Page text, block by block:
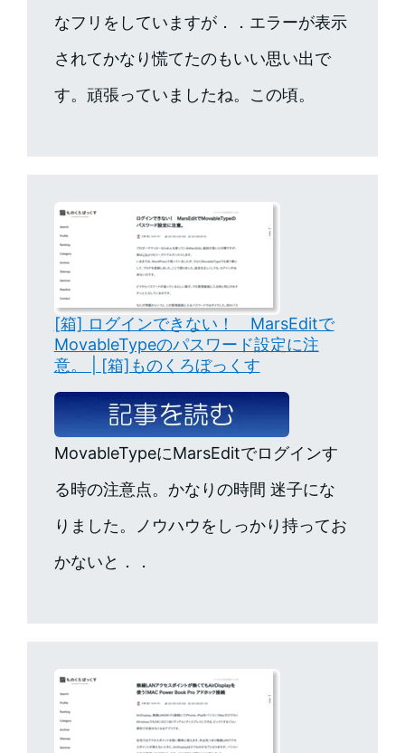
なフリをしていますが．．エラーが表示
されてかなり慌てたのもいい思い出で
す。頑張っていましたね。この頃。
[箱] ログインできない！ MarsEditで
MovableTypeのパスワード設定に注
意。 | [箱]ものくろぼっくす
MovableTypeにMarsEditでログインす
る時の注意点。かなりの時間 迷子にな
りました。ノウハウをしっかり持ってお
かないと．．